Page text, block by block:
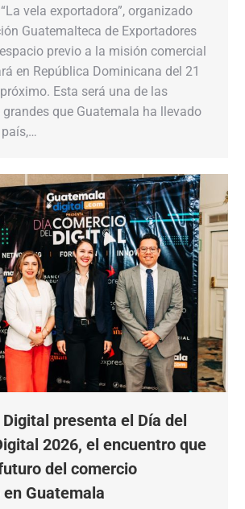
vela exportadora”, organizado
Guatemalteca de Exportadores
espacio previo a la misión comercial
en República Dominicana del 21
Esta será una de las
que Guatemala ha llevado
presenta el Día del
2026, el encuentro que
del comercio
Guatemala